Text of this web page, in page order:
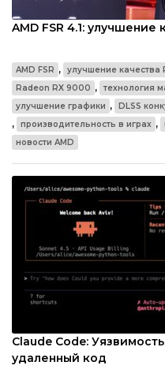
AMD FSR 4.1: улучшение
AMD FSR , улучшение качества
Radeon RX 9000 , технология
улучшение графики , DLSS
, производительность в играх ,
новости AMD
Claude Code:
удаленный код